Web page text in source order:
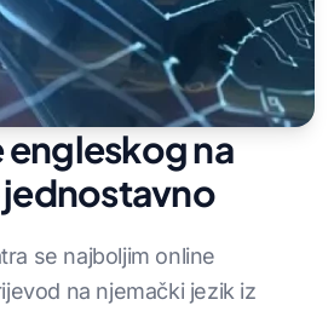
na
se najboljim online
na njemački jezik iz